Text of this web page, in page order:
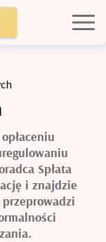
Spłata
i znajdzie